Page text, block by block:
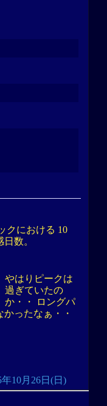
クにおける 10
数。
やはりピークは
過ぎていたの
か・・ ロングパ
ったなぁ・・
年10月26日(日)